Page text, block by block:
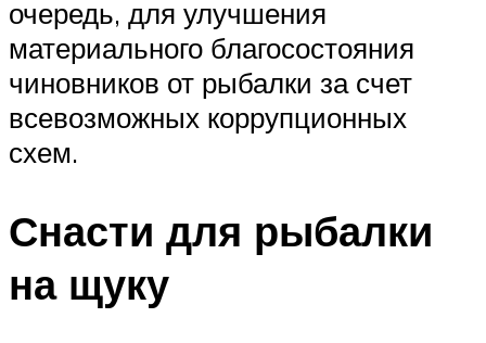
очередь, для улучшения
материального благосостояния
чиновников от рыбалки за счет
всевозможных коррупционных
схем.
Снасти для рыбалки
на щуку